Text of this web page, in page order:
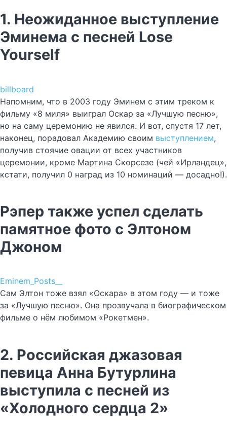
1. Неожиданное выступление
Эминема с песней Lose
Yourself
billboard
Напомним, что в 2003 году Эминем с этим треком к
фильму «8 миля» выиграл Оскар за «Лучшую песню»,
но на саму церемонию не явился. И вот, спустя 17 лет,
наконец, порадовал Академию своим выступлением,
получив стоячие овации от всех участников
церемонии, кроме Мартина Скорсезе (чей «Ирландец»,
кстати, получил 0 наград из 10 номинаций — досадно!).
Рэпер также успел сделать
памятное фото с Элтоном
Джоном
Eminem_Posts__
Сам Элтон тоже взял «Оскара» в этом году — и тоже
за «Лучшую песню». Она прозвучала в биографическом
фильме о нём любимом «Рокетмен».
2. Российская джазовая
певица Анна Бутурлина
выступила с песней из
«Холодного сердца 2»